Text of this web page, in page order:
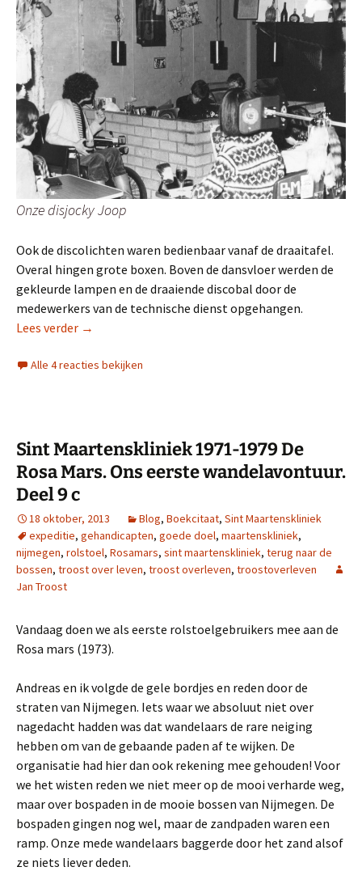
Onze disjocky Joop
Ook de discolichten waren bedienbaar vanaf de draaitafel.
Overal hingen grote boxen. Boven de dansvloer werden de
gekleurde lampen en de draaiende discobal door de
medewerkers van de technische dienst opgehangen.
Lees verder Sint Maartenskliniek 1971-1979. De Soos, drank,
→
Alle 4 reacties bekijken
Sint Maartenskliniek 1971-1979 De
Rosa Mars. Ons eerste wandelavontuur.
Deel 9 c
18 oktober, 2013 Blog, Boekcitaat, Sint Maartenskliniek
expeditie, gehandicapten, goede doel, maartenskliniek,
nijmegen, rolstoel, Rosamars, sint maartenskliniek, terug naar de
bossen, troost over leven, troost overleven, troostoverleven
Jan Troost
Vandaag doen we als eerste rolstoelgebruikers mee aan de
Rosa mars (1973).
Andreas en ik volgde de gele bordjes en reden door de
straten van Nijmegen. Iets waar we absoluut niet over
nagedacht hadden was dat wandelaars de rare neiging
hebben om van de gebaande paden af te wijken. De
organisatie had hier dan ook rekening mee gehouden! Voor
we het wisten reden we niet meer op de mooi verharde weg,
maar over bospaden in de mooie bossen van Nijmegen. De
bospaden gingen nog wel, maar de zandpaden waren een
ramp. Onze mede wandelaars baggerde door het zand alsof
ze niets liever deden.